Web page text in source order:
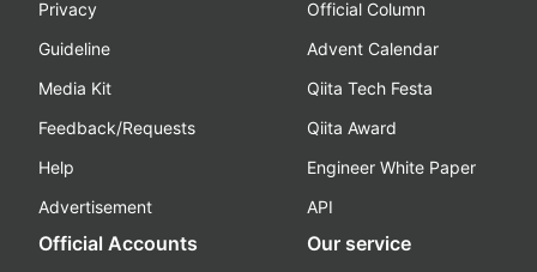
Privacy
Guideline
Media Kit
Feedback/Requests
Help
Advertisement
Official Column
Advent Calendar
Qiita Tech Festa
Qiita Award
Engineer White Paper
API
Official Accounts Our service